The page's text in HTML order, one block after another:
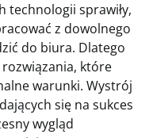
technologii sprawiły,
z dowolnego
do biura. Dlatego
które
warunki. Wystrój
się na sukces
wygląd